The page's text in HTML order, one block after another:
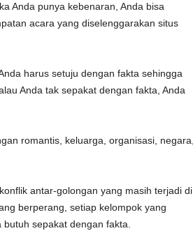
Anda punya kebenaran, Anda bisa
acara yang diselenggarakan situs
harus setuju dengan fakta sehingga
Anda tak sepakat dengan fakta, Anda
romantis, keluarga, organisasi, negara,
antar-golongan yang masih terjadi di
berperang, setiap kelompok yang
sepakat dengan fakta.